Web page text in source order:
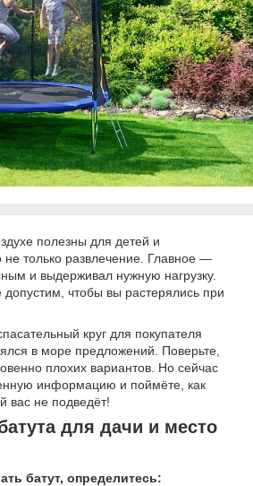
полезны для детей и
только развлечение. Главное —
и выдерживал нужную нагрузку.
чтобы вы растерялись при
круг для покупателя
в море предложений. Поверьте,
плохих вариантов. Но сейчас
информацию и поймёте, как
вас не подведёт!
для дачи и место
батут, определитесь: